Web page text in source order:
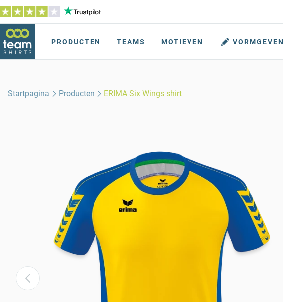
PRODUCTEN TEAMS MOTIEVEN VORMGEVEN
Startpagina Producten ERIMA Six Wings shirt